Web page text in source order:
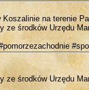
na terenie
ze środków Urzędu
ze środków Urzędu